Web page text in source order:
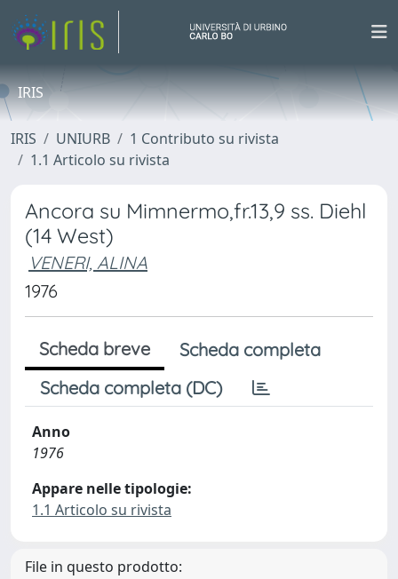
IRIS
IRIS UNIURB
1 Contributo su rivista
1.1 Articolo su rivista
Ancora su Mimnermo,fr.13,9 ss. Diehl
(14 West)
VENERI, ALINA
1976
Scheda breve
Scheda completa
Scheda completa (DC)
Anno
1976
Appare nelle tipologie:
1.1 Articolo su rivista
File in questo prodotto: